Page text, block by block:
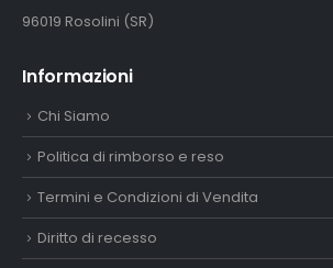
96019 Rosolini (SR)
Informazioni
Chi Siamo
Politica di rimborso e reso
Termini e Condizioni di Vendita
Diritto di recesso